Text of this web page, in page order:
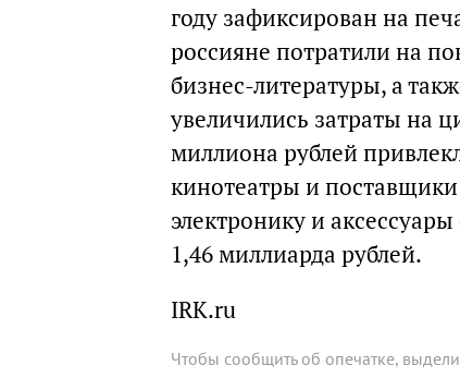
году зафиксирован на
россияне потратили на
бизнес-литературы, а
увеличились затраты на
миллиона рублей
кинотеатры и
электронику и
1,46 миллиарда рублей.
IRK.ru
Чтобы сообщить об опечатке,